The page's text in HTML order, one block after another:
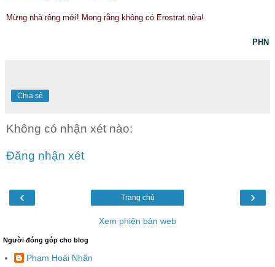
Mừng nhà rông mới! Mong rằng không có Erostrat nữa!
PHN
Chia sẻ
Không có nhận xét nào:
Đăng nhận xét
‹ ›
Trang chủ
Xem phiên bản web
Người đóng góp cho blog
Phạm Hoài Nhân